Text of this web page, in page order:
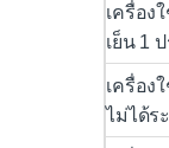
เครื่อง
เย็น 1
เครื่อง
ไม่ได้ร